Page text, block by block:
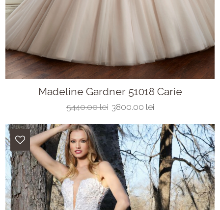
Madeline Gardner 51018 Carie
5440.00 lei 3800.00 lei